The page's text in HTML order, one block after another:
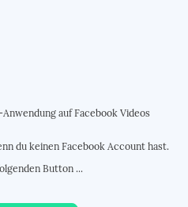
auf Facebook Videos
du keinen Facebook Account hast.
Button ...